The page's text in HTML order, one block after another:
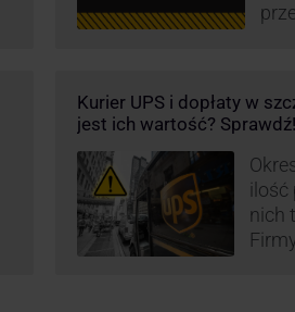
Kurier UPS i dopłaty w
jest ich wartość? Sprawdź!
ilość
nich